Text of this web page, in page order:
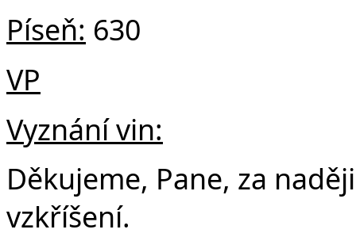
Píseň: 630
VP
Vyznání vin:
Děkujeme, Pane, za
vzkříšení.